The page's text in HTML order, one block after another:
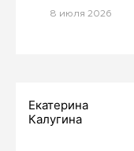
8 июля 2026
Екатерина
Калугина